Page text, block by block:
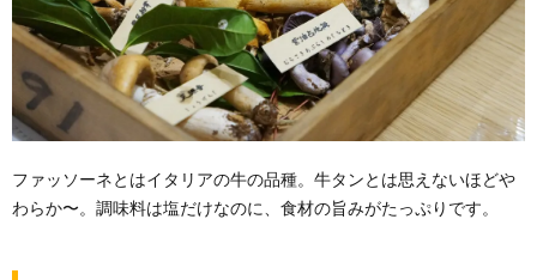
ファッソーネとはイタリアの牛の品種。牛タンとは思えないほどや
わらか〜。調味料は塩だけなのに、食材の旨みがたっぷりです。